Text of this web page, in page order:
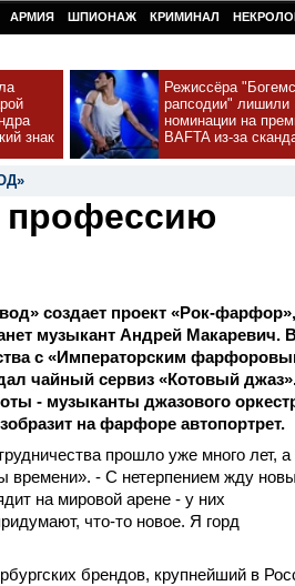
АРМИЯ ШПИОНАЖ КРИМИНАЛ
знак
Режиссёра
рапсодии" лишили
номинации на
BAFTA из-за
профессию
создает проект «Рок-фарфор»,
музыкант Андрей Макаревич.
с «Императорским
чайный сервиз «Котовый
- музыканты джазового
на фарфоре автопортрет.
прошло уже много лет,
- С нетерпением жду
на мировой арене - у них
что-то новое. Я горд
брендов, крупнейший в